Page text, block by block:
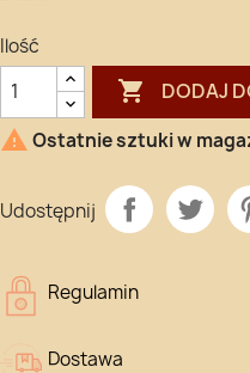
Ilość
 DODAJ
 Ostatnie sztuki w
Udostępnij
Regulamin
Dostawa